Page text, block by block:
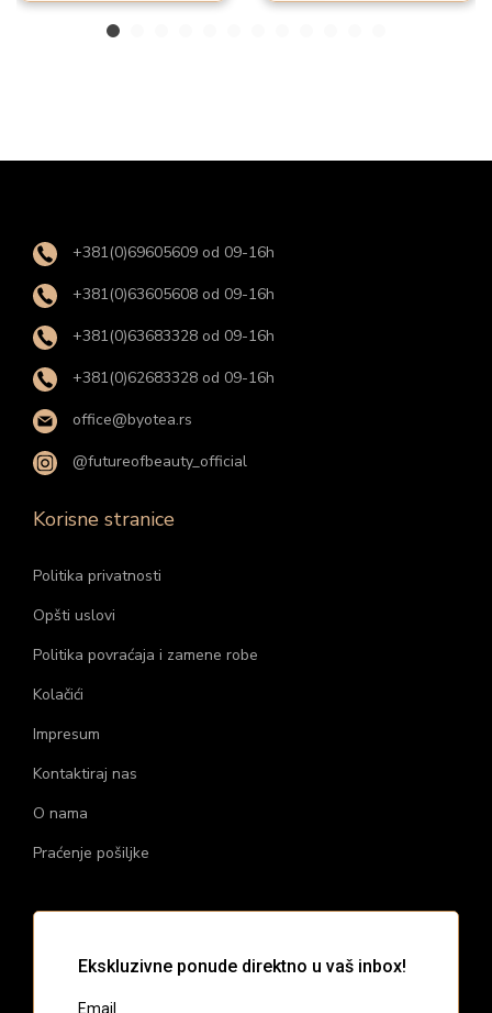
+381(0)69605609 od 09-16h
+381(0)63605608 od 09-16h
+381(0)63683328 od 09-16h
+381(0)62683328 od 09-16h
office@byotea.rs
@futureofbeauty_official
Korisne stranice
Politika privatnosti
Opšti uslovi
Politika povraćaja i zamene robe
Kolačići
Impresum
Kontaktiraj nas
O nama
Praćenje pošiljke